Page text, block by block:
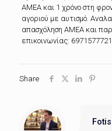
ΑΜΕΑ και 1 χρόνο στη
αγοριού με αυτισμό.
απασχόληση ΑΜΕΑ και
επικοινωνίας: 6971577721
Share